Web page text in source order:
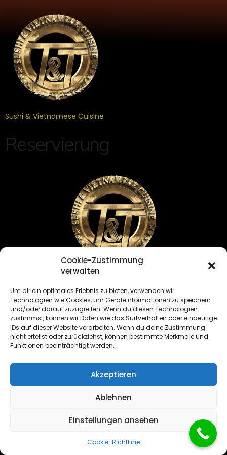
Cookie-Zustimmung
verwalten
Um dir ein optimales Erlebnis zu bieten, verwenden wir
Technologien wie Cookies, um Geräteinformationen zu speichern
und/oder darauf zuzugreifen. Wenn du diesen Technologien
zustimmst, können wir Daten wie das Surfverhalten oder eindeutige
IDs auf dieser Website verarbeiten. Wenn du deine Zustimmung
nicht erteilst oder zurückziehst, können bestimmte Merkmale und
Funktionen beeinträchtigt werden.
Akzeptieren
Ablehnen
Einstellungen ansehen
Cookie-Richtlinie
Sushi & Vietnamese Cuisine
Reservierung
All rights reserved